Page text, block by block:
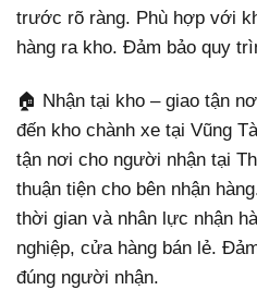
trước rõ ràng. Phù hợp với
hàng ra kho. Đảm bảo quy
🏠 Nhận tại kho – giao tận
đến kho chành xe tại Vũng
tận nơi cho người nhận tại
thuận tiện cho bên nhận
thời gian và nhân lực nhận
nghiệp, cửa hàng bán lẻ.
đúng người nhận.